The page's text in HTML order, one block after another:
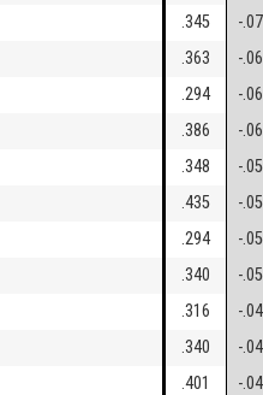
.345 -
.363 -
.294 -
.386 -
.348 -
.435 -
.294 -
.340 -
.316 -
.340 -
.401 -